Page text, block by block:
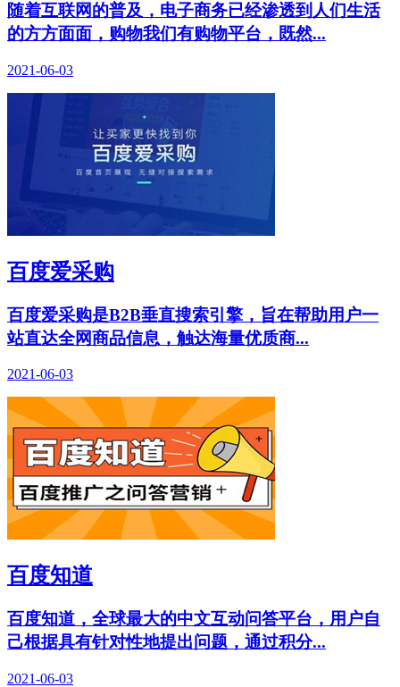
随着互联网的普及，电子商务已经渗透到人们生活
的方方面面，购物我们有购物平台，既然...
2021-06-03
百度爱采购
百度爱采购是B2B垂直搜索引擎，旨在帮助用户一
站直达全网商品信息，触达海量优质商...
2021-06-03
百度知道
百度知道，全球最大的中文互动问答平台，用户自
己根据具有针对性地提出问题，通过积分...
2021-06-03